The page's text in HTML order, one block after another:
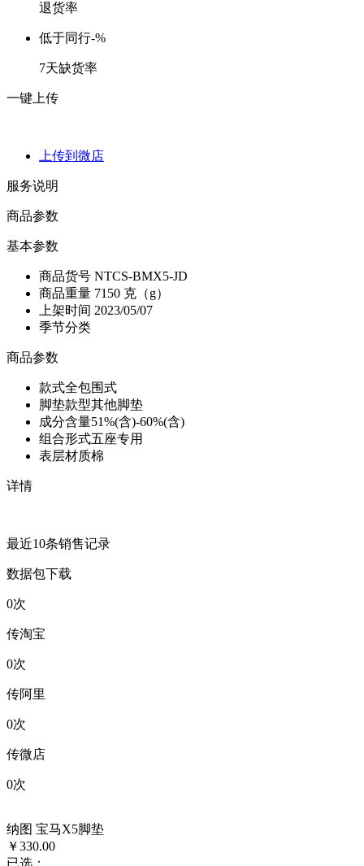
退货率
低于同行-%
7天缺货率
一键上传
上传到微店
服务说明
商品参数
基本参数
商品货号 NTCS-BMX5-JD
商品重量 7150 克（g）
上架时间 2023/05/07
季节分类
商品参数
款式全包围式
脚垫款型其他脚垫
成分含量51%(含)-60%(含)
组合形式五座专用
表层材质棉
详情
最近10条销售记录
数据包下载
0次
传淘宝
0次
传阿里
0次
传微店
0次
纳图 宝马X5脚垫
￥330.00